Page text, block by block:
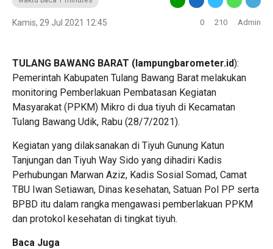
Kamis, 29 Jul 2021 12:45 0 210 Admin
TULANG BAWANG BARAT (lampungbarometer.id):
Pemerintah Kabupaten Tulang Bawang Barat melakukan
monitoring Pemberlakuan Pembatasan Kegiatan
Masyarakat (PPKM) Mikro di dua tiyuh di Kecamatan
Tulang Bawang Udik, Rabu (28/7/2021).
Kegiatan yang dilaksanakan di Tiyuh Gunung Katun
Tanjungan dan Tiyuh Way Sido yang dihadiri Kadis
Perhubungan Marwan Aziz, Kadis Sosial Somad, Camat
TBU Iwan Setiawan, Dinas kesehatan, Satuan Pol PP serta
BPBD itu dalam rangka mengawasi pemberlakuan PPKM
dan protokol kesehatan di tingkat tiyuh.
Baca Juga